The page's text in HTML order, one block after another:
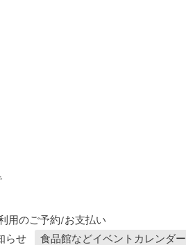
用のご予約/お支払い
らせ 食品館などイベントカレンダー